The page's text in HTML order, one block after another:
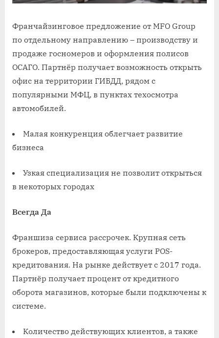
Франчайзинговое предложение от MFO Group
по отдельному направлению – производству и
продаже госномеров и оформления полисов
ОСАГО. Партнёр получает возможность открыть
офис на территории ГИБДД, рядом с
популярными МФЦ, в пунктах техосмотра
автомобилей.
Малая конкуренция облегчает развитие
бизнеса
Узкая специализация не позволит открыться
в некоторых городах
Всегда Да
Франшиза сервиса рассрочек. Крупная сеть
брокеров, предоставляющая услуги POS-
кредитования. На рынке действует с 2017 года.
Партнёр получает процент от кредитного
оборота магазинов, которые были подключены к
системе.
Количество действующих клиентов, а также